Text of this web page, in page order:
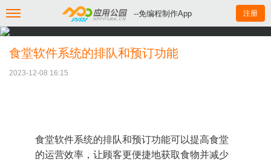
--免编程制作App 注册
食堂软件系统的排队和预订功能
2023-12-08 16:15
食堂软件系统的排队和预订功能可以提高食堂
的运营效率，让顾客更便捷地获取食物并减少